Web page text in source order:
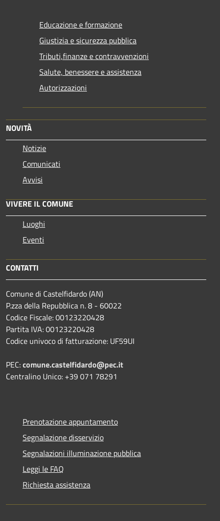
Educazione e formazione
Giustizia e sicurezza pubblica
Tributi,finanze e contravvenzioni
Salute, benessere e assistenza
Autorizzazioni
NOVITÀ
Notizie
Comunicati
Avvisi
VIVERE IL COMUNE
Luoghi
Eventi
CONTATTI
Comune di Castelfidardo (AN)
P.zza della Repubblica n. 8 - 60022
Codice Fiscale: 00123220428
Partita IVA: 00123220428
Codice univoco di fatturazione: UF59UI
PEC:comune.castelfidardo@pec.it
Centralino Unico: +39 071 78291
Prenotazione appuntamento
Segnalazione disservizio
Segnalazioni illuminazione pubblica
Leggi le FAQ
Richiesta assistenza